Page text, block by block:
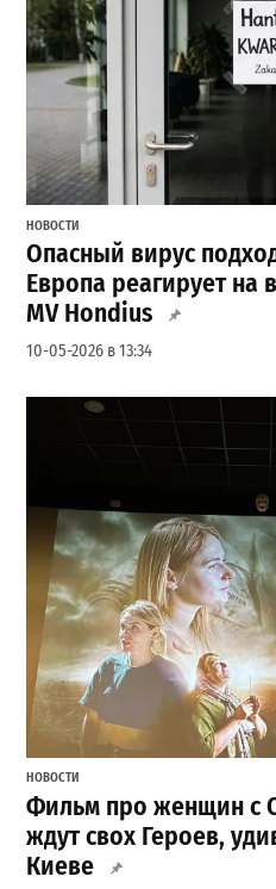
НОВОСТИ
Опасный вирус
Европа реагирует на
MV Hondius
10-05-2026 в 13:34
НОВОСТИ
Фильм про женщин с
ждут свох Героев,
Киеве